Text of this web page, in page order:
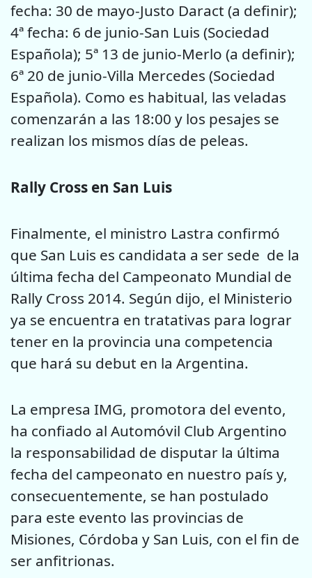
fecha: 30 de mayo-Justo Daract (a definir);
4ª fecha: 6 de junio-San Luis (Sociedad
Española); 5ª 13 de junio-Merlo (a definir);
6ª 20 de junio-Villa Mercedes (Sociedad
Española). Como es habitual, las veladas
comenzarán a las 18:00 y los pesajes se
realizan los mismos días de peleas.
Rally Cross en San Luis
Finalmente, el ministro Lastra confirmó
que San Luis es candidata a ser sede de la
última fecha del Campeonato Mundial de
Rally Cross 2014. Según dijo, el Ministerio
ya se encuentra en tratativas para lograr
tener en la provincia una competencia
que hará su debut en la Argentina.
La empresa IMG, promotora del evento,
ha confiado al Automóvil Club Argentino
la responsabilidad de disputar la última
fecha del campeonato en nuestro país y,
consecuentemente, se han postulado
para este evento las provincias de
Misiones, Córdoba y San Luis, con el fin de
ser anfitrionas.